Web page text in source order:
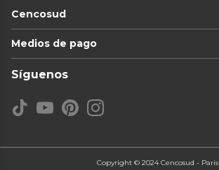
Cencosud
Medios de pago
Síguenos
Copyright © 2024 Cencosud - Paris